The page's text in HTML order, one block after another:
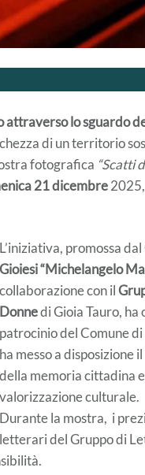
attraverso lo sguardo
di un territorio
fotografica “Scatti
21 dicembre
L’iniziativa, promossa dal
Gioiesi “Michelangelo
collaborazione con il
Donnedi Gioia Tauro, ha
patrocinio del Comune di
ha messo a disposizione
della memoria cittadina
valorizzazione culturale.
Durante la mostra, i
letterari del Gruppo di